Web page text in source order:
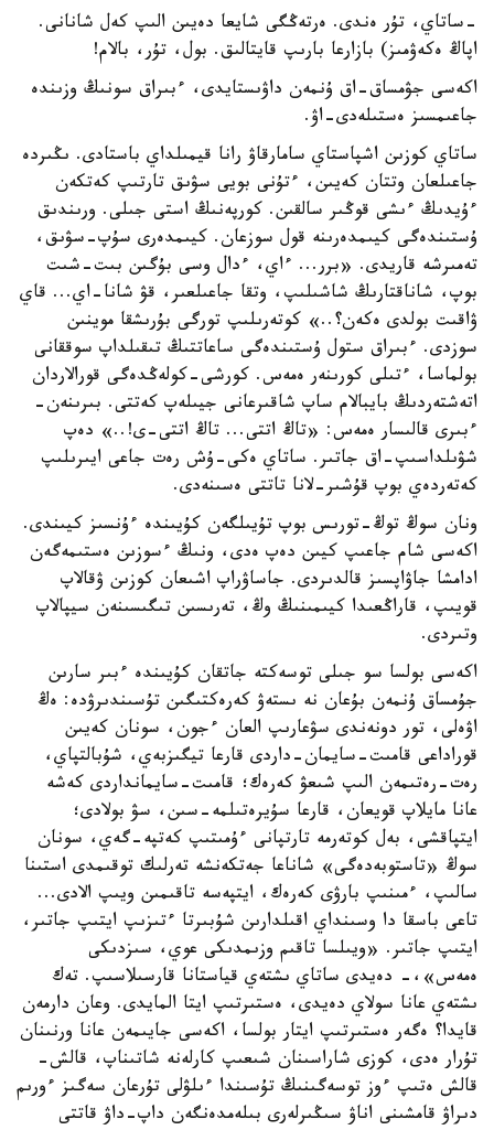
-ساتاي، تۇر ەندى. ەرتەڭگى شايعا دەيىن الىپ كەل شانانى.
اپاڭ ەكەۋمىز) بازارعا بارىپ قايتالىق. بول، تۇر، بالام!
اكەسى جۋمساق-اق ۇنمەن داۋىستايدى، ءبىراق سونىڭ وزىندە
جاعىمسىز ەستىلەدى-اۋ.
ساتاي كوزىن اشپاستاي سامارقاۋ رانا قيمىلداي باستادى. ىڭىردە
جاعىلعان وتتان كەيىن، ءتۇنى بويى سۋىق تارتىپ كەتكەن
ءۇيدىڭ ءىشى قوڭىر سالقىن. كورپەنىڭ استى جىلى. ورىندىق
ۇستىندەگى كيىمدەرىنە قول سوزعان. كيىمدەرى سۇپ-سۋىق،
تەمىرشە قاريدى. «برر... ءاي، ءدال وسى بۇگىن بىت-شىت
بوپ، شاناقتارىڭ شاشىلىپ، وتقا جاعىلعىر، قۋ شانا-اي... قاي
ۋاقىت بولدى ەكەن؟..» كوتەرىلىپ تورگى بۇرىشقا موينىن
سوزدى. ءبىراق ستول ۇستىندەگى ساعاتتىڭ تىقىلداپ سوققانى
بولماسا، ءتىلى كورىنەر ەمەس. كورشى-كولەڭدەگى قورالاردان
اتەشتەردىڭ بايبالام ساپ شاقىرعانى جيىلەپ كەتتى. بىرىنەن-
ءبىرى قالىسار ەمەس: «تاڭ اتتى... تاڭ اتتى-ى!..» دەپ
شۋىلداسىپ-اق جاتىر. ساتاي ەكى-ۇش رەت جاعى ايىرىلىپ
كەتەردەي بوپ قۇشىر-لانا تاتتى ەسىنەدى.
ونان سوڭ توڭ-تورىس بوپ تۇيىلگەن كۇيىندە ءۇنسىز كيىندى.
اكەسى شام جاعىپ كيىن دەپ ەدى، ونىڭ ءسوزىن ەستىمەگەن
ادامشا جاۋاپسىز قالدىردى. جاساۋراپ اشىعان كوزىن ۋقالاپ
قويىپ، قاراڭعىدا كيىمىنىڭ وڭ، تەرىسىن تىگىسىنەن سيپالاپ
وتىردى.
اكەسى بولسا سو جىلى توسەكتە جاتقان كۇيىندە ءبىر سارىن
جۇمساق ۇنمەن بۇعان نە ىستەۋ كەرەكتىگىن تۇسىندىرۋدە: ەڭ
اۋەلى، تور دونەندى سۋعارىپ العان ءجون، سونان كەيىن
قوراداعى قامىت-سايمان-داردى قارعا تيگىزبەي، شۇبالتپاي،
رەت-رەتىمەن الىپ شىعۋ كەرەك؛ قامىت-سايمانداردى كەشە
عانا مايلاپ قويعان، قارعا سۇيرەتىلمە-سىن، سۋ بولادى؛
ايتپاقشى، بەل كوتەرمە تارتپانى ءۇمىتىپ كەتپە-گەي، سونان
سوڭ «تاستوبەدەگى» شاناعا جەتكەنشە تەرلىك توقىمدى استىنا
سالىپ، ءمىنىپ بارۋى كەرەك، ايتپەسە تاقىمىن ويىپ الادى...
تاعى باسقا دا وسىنداي اقىلدارىن شۇبىرتا ءتىزىپ ايتىپ جاتىر،
ايتىپ جاتىر. «ويىلسا تاقىم وزىمدىكى عوي، سىزدىكى
ەمەس»،- دەيدى ساتاي ىشتەي قياستانا قارسىلاسىپ. تەك
ىشتەي عانا سولاي دەيدى، ەستىرتىپ ايتا المايدى. وعان دارمەن
قايدا؟ ەگەر ەستىرتىپ ايتار بولسا، اكەسى جايىمەن عانا ورنىنان
تۇرار ەدى، كوزى شاراسىنان شىعىپ كارلەنە شاتىناپ، قالش-
قالش ەتىپ ءوز توسەگىنىڭ تۇسىندا ءىلۋلى تۇرعان سەگىز ءورىم
دىراۋ قامشىنى اناۋ سىڭىرلەرى بىلەمدەنگەن داپ-داۋ قاتتى